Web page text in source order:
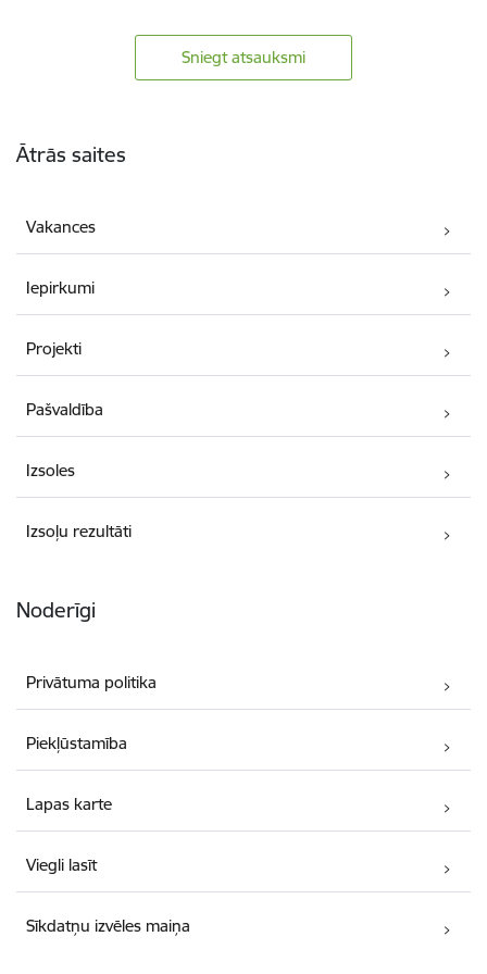
Sniegt atsauksmi
Ātrās saites
Vakances
Iepirkumi
Projekti
Pašvaldība
Izsoles
Izsoļu rezultāti
Noderīgi
Privātuma politika
Piekļūstamība
Lapas karte
Viegli lasīt
Sīkdatņu izvēles maiņa